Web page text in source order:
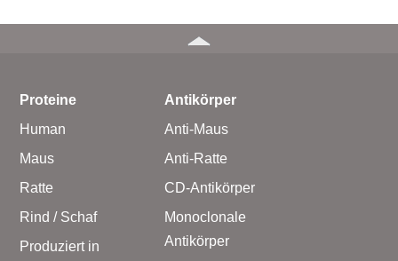
Proteine
Human
Maus
Ratte
Rind / Schaf
Produziert in
Antikörper
Anti-Maus
Anti-Ratte
CD-Antikörper
Monoclonale
Antikörper